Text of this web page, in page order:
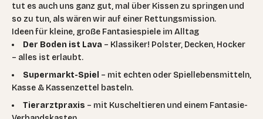
tut es auch uns ganz gut, mal über Kissen zu springen und
so zu tun, als wären wir auf einer Rettungsmission.
Ideen für kleine, große Fantasiespiele im Alltag
Der Boden ist Lava – Klassiker! Polster, Decken, Hocker
– alles ist erlaubt.
Supermarkt-Spiel – mit echten oder Spiellebensmitteln,
Kasse & Kassenzettel basteln.
Tierarztpraxis – mit Kuscheltieren und einem Fantasie-